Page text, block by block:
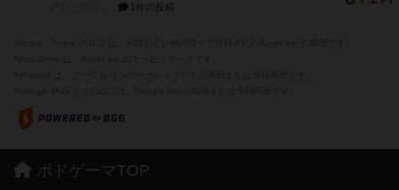
1件の投稿
ボドゲーマTOP